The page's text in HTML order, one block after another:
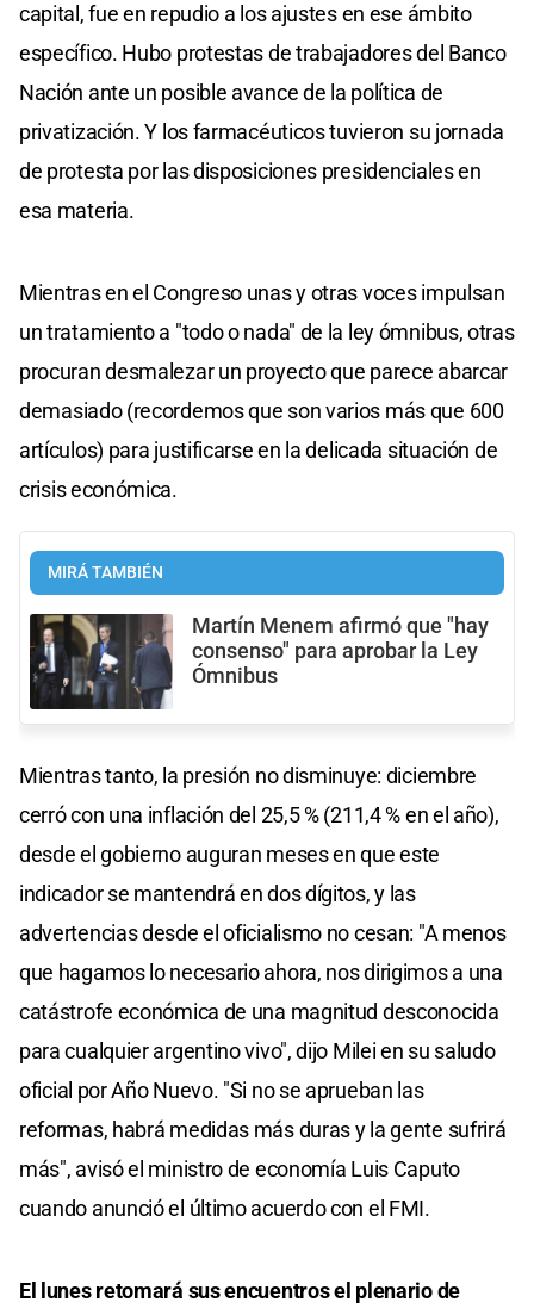
capital, fue en repudio a los ajustes en ese ámbito
específico. Hubo protestas de trabajadores del Banco
Nación ante un posible avance de la política de
privatización. Y los farmacéuticos tuvieron su jornada
de protesta por las disposiciones presidenciales en
esa materia.
Mientras en el Congreso unas y otras voces impulsan
un tratamiento a "todo o nada" de la ley ómnibus, otras
procuran desmalezar un proyecto que parece abarcar
demasiado (recordemos que son varios más que 600
artículos) para justificarse en la delicada situación de
crisis económica.
MIRÁ TAMBIÉN
Martín Menem afirmó que "hay
consenso" para aprobar la Ley
Ómnibus
Mientras tanto, la presión no disminuye: diciembre
cerró con una inflación del 25,5 % (211,4 % en el año),
desde el gobierno auguran meses en que este
indicador se mantendrá en dos dígitos, y las
advertencias desde el oficialismo no cesan: "A menos
que hagamos lo necesario ahora, nos dirigimos a una
catástrofe económica de una magnitud desconocida
para cualquier argentino vivo", dijo Milei en su saludo
oficial por Año Nuevo. "Si no se aprueban las
reformas, habrá medidas más duras y la gente sufrirá
más", avisó el ministro de economía Luis Caputo
cuando anunció el último acuerdo con el FMI.
El lunes retomará sus encuentros el plenario de